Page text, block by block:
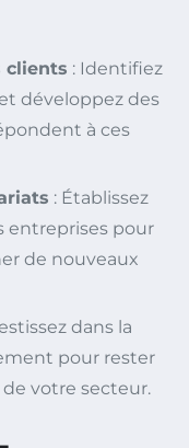
clients : Identifiez
développez des
à ces
: Établissez
entreprises pour
de nouveaux
dans la
pour rester
votre secteur.